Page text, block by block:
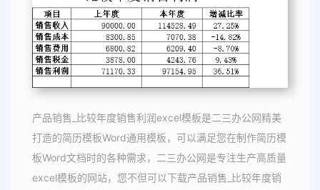
产品销售_比较年度销售利润excel模板是二三办公网精美
打造的简历模板Word通用模板，可以满足您在制作简历模
板Word文档时的各种需求，二三办公网是专注生产高质量
excel模板的网站，您不但可以下载产品销售_比较年度销